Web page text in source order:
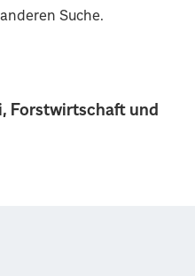
Forstwirtschaft und
Suche.